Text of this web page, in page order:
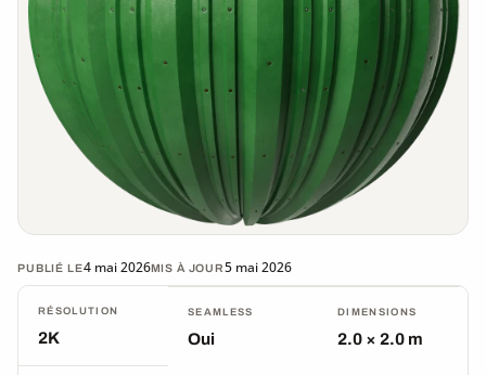
PUBLIÉ LE4 mai 2026MIS À JOUR5 mai 2026
RÉSOLUTION
2K
SEAMLESS
Oui
DIMENSIONS
2.0 × 2.0 m